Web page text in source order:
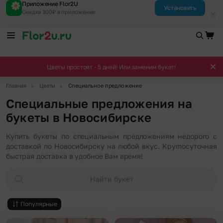
Приложение Flor2U
Скидка 300₽ в приложении
Установить
Цветы простоят - 5 дней! Или заменим букет!
Главная Цветы Специальное предложение
Специальные предложения на
букеты в Новосибирске
Купить букеты по специальным предложениям недорого с
доставкой по Новосибирску на любой вкус. Круглосуточная
быстрая доставка в удобное Вам время!
Найти букет
Популярные